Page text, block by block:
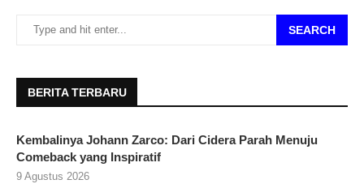
SEARCH
BERITA TERBARU
Kembalinya Johann Zarco: Dari Cidera Parah Menuju
Comeback yang Inspiratif
9 Agustus 2026